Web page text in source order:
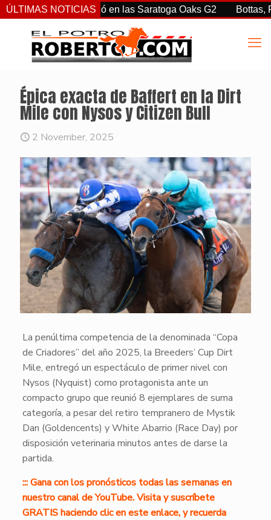
ÚLTIMAS NOTICIAS
Jr. sorprendió en las Saratoga Oaks G2 Bottas,
Épica exacta de Baffert en la Dirt
Mile con Nysos y Citizen Bull
2 November, 2025
La penúltima competencia de la denominada “Copa
de Criadores” del año 2025, la Breeders’ Cup Dirt
Mile, entregó un espectáculo de primer nivel con
Nysos (Nyquist) como protagonista ante un
compacto grupo que reunió 8 ejemplares de suma
categoría, a pesar del retiro tempranero de Mystik
Dan (Goldencents) y White Abarrio (Race Day) por
disposición veterinaria minutos antes de darse la
partida.
::: Gana con los pronósticos todas las semanas en
nuestro canal de YouTube. Visita y suscríbete
GRATIS haciendo clic en este enlace, y recuerda